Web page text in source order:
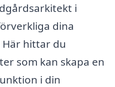
i
dina
hittar du
som kan skapa en
i din